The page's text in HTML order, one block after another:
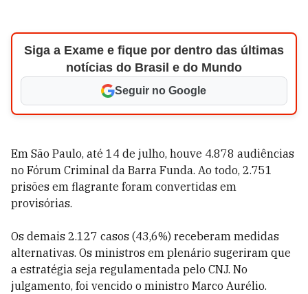
Siga a Exame e fique por dentro das últimas
notícias do Brasil e do Mundo
Seguir no Google
Em São Paulo, até 14 de julho, houve 4.878 audiências
no Fórum Criminal da Barra Funda. Ao todo, 2.751
prisões em flagrante foram convertidas em
provisórias.
Os demais 2.127 casos (43,6%) receberam medidas
alternativas. Os ministros em plenário sugeriram que
a estratégia seja regulamentada pelo CNJ. No
julgamento, foi vencido o ministro Marco Aurélio.